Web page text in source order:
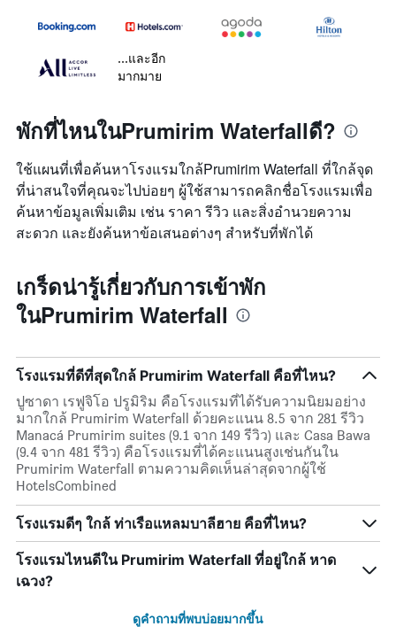
...และอีก
มากมาย
พักที่ไหนในPrumirim Waterfallดี?
ใช้แผนที่เพื่อค้นหาโรงแรมใกล้Prumirim Waterfall ที่ใกล้จุด
ที่น่าสนใจที่คุณจะไปบ่อยๆ ผู้ใช้สามารถคลิกชื่อโรงแรมเพื่อ
ค้นหาข้อมูลเพิ่มเติม เช่น ราคา รีวิว และสิ่งอำนวยความ
สะดวก และยังค้นหาข้อเสนอต่างๆ สำหรับที่พักได้
เกร็ดน่ารู้เกี่ยวกับการเข้าพัก
ในPrumirim Waterfall
โรงแรมที่ดีที่สุดใกล้ Prumirim Waterfall คือที่ไหน?
ปูซาดา เรฟูจิโอ ปรูมิริม คือโรงแรมที่ได้รับความนิยมอย่าง
มากใกล้ Prumirim Waterfall ด้วยคะแนน 8.5 จาก 281 รีวิว
Manacá Prumirim suites (9.1 จาก 149 รีวิว) และ Casa Bawa
(9.4 จาก 481 รีวิว) คือโรงแรมที่ได้คะแนนสูงเช่นกันใน
Prumirim Waterfall ตามความคิดเห็นล่าสุดจากผู้ใช้
HotelsCombined
โรงแรมดีๆ ใกล้ ท่าเรือแหลมบาลีฮาย คือที่ไหน?
โรงแรมไหนดีใน Prumirim Waterfall ที่อยู่ใกล้ หาด
เฉวง?
ดูคำถามที่พบบ่อยมากขึ้น